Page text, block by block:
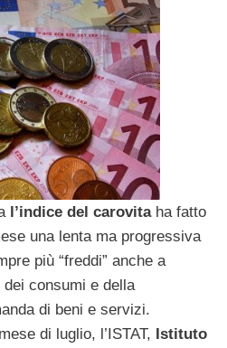
l’indice del carovitaha fatto
una lenta ma progressiva
più “freddi” anche a
consumi e della
di beni e servizi.
di luglio, l’ISTAT, Istituto